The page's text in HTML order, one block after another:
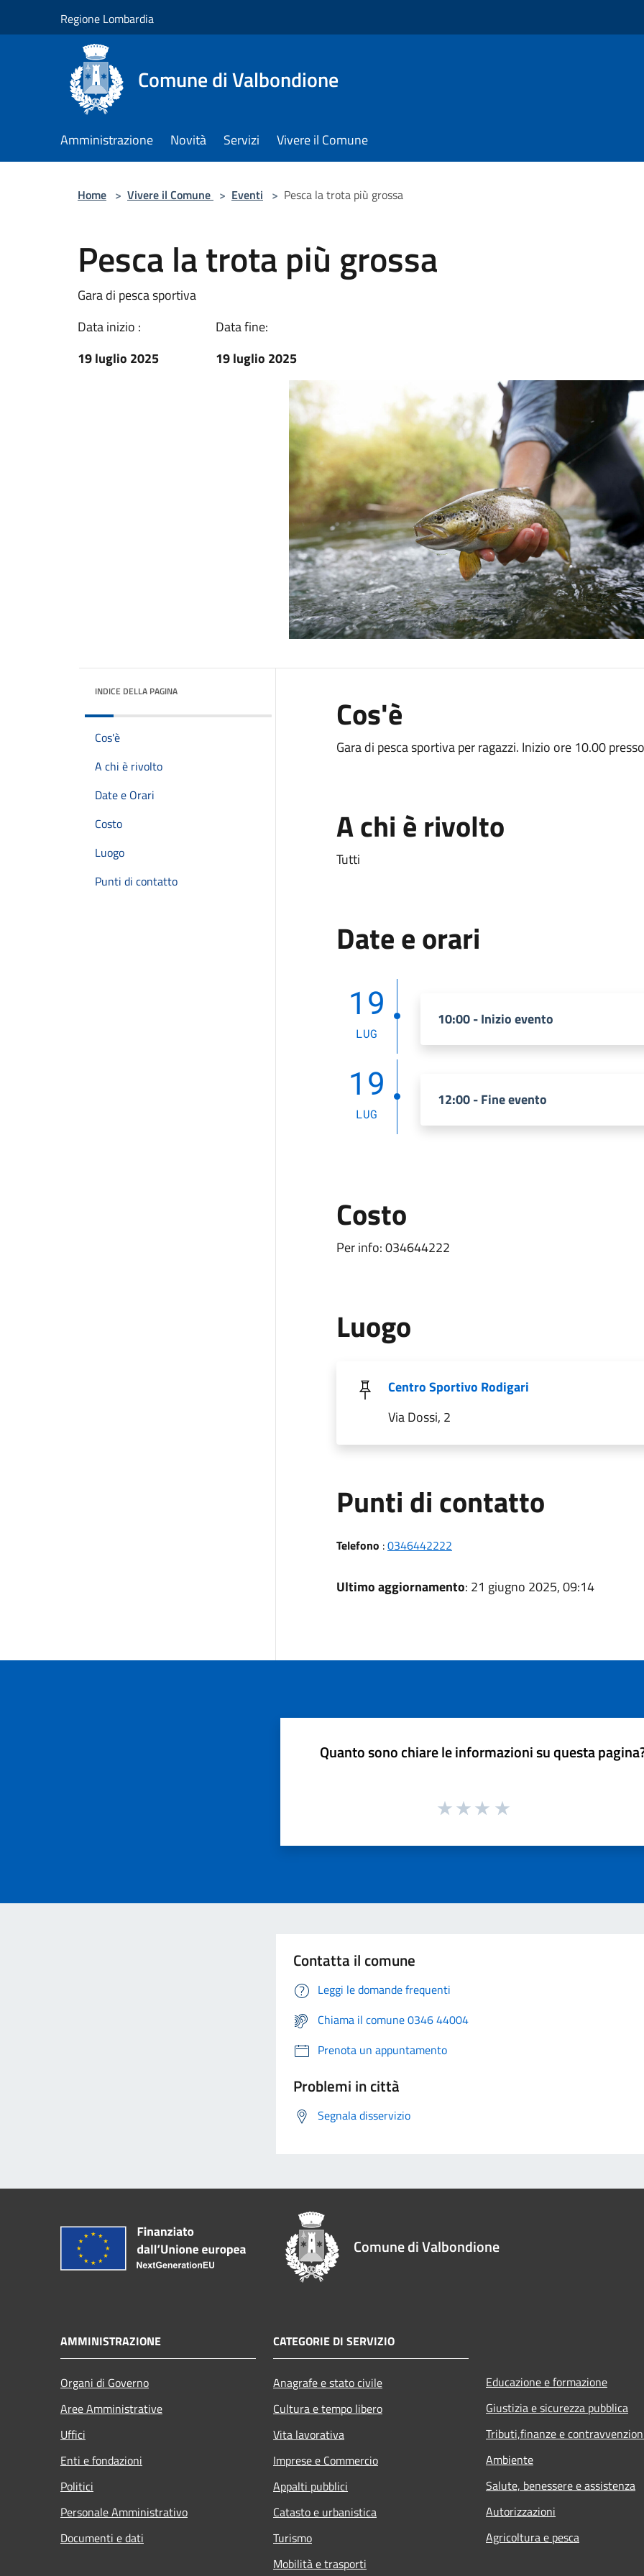
Regione Lombardia
Comune di Valbondione
Amministrazione Novità Servizi Vivere il Comune
Home > Vivere il Comune > Eventi > Pesca la trota più grossa
Pesca la trota più grossa
Gara di pesca sportiva
Data inizio :
19 luglio 2025
Data fine:
19 luglio 2025
INDICE DELLA PAGINA
Cos'è
A chi è rivolto
Date e Orari
Costo
Luogo
Punti di contatto
Cos'è
Gara di pesca sportiva per ragazzi. Inizio ore 10.00
A chi è rivolto
Tutti
Date e orari
19
LUG
10:00 - Inizio evento
19
LUG
12:00 - Fine evento
Costo
Per info: 034644222
Luogo
Centro Sportivo Rodigari
Via Dossi, 2
Punti di contatto
Telefono :0346442222
Ultimo aggiornamento: 21 giugno 2025, 09:14
Quanto sono chiare le informazioni su questa
Contatta il comune
Leggi le domande frequenti
Chiama il comune 0346 44004
Prenota un appuntamento
Problemi in città
Segnala disservizio
Comune di Valbondione
AMMINISTRAZIONE
Organi di Governo
Aree Amministrative
Uffici
Enti e fondazioni
Politici
Personale Amministrativo
Documenti e dati
CATEGORIE DI SERVIZIO
Anagrafe e stato civile
Cultura e tempo libero
Vita lavorativa
Imprese e Commercio
Appalti pubblici
Catasto e urbanistica
Turismo
Mobilità e trasporti
Educazione e formazione
Giustizia e sicurezza pubblica
Tributi,finanze e
Ambiente
Salute, benessere e assistenza
Autorizzazioni
Agricoltura e pesca